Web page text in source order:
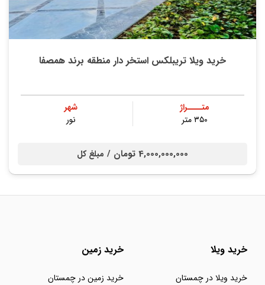
خرید ویلا تریبلکس استخر دار منطقه برند همصفا
متــــراژ
۳۵۰ متر
شهر
نور
4,000,000,000 تومان / مبلغ کل
خرید ویلا
خرید ویلا در چمستان
خرید زمین
خرید زمین در چمستان